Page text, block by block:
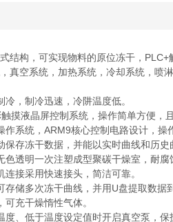
结构，可实现物料的原位冻干，
空系统，加热系统，冷却系统，喷淋
，制冷迅速，冷阱温度低。
液晶屏控制系统，操作简单方便，且
统，ARM9核心控制电路设计，操
冻干数据，并能以实时曲线和历史
明一次注塑成型聚碳干燥室，耐腐
接采用快速接头，简洁可靠。
存储多次冻干曲线，并用U盘提取数据
充干燥惰性气体。
低于温度设定值时开启真空泵，保